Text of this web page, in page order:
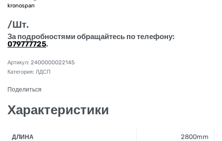
kronospan
/Шт.
За подробностями обращайтесь по телефону:
079777725.
2400000022145
Категория: ЛДСП
Поделиться
Характеристики
ДЛИНА 2800mm